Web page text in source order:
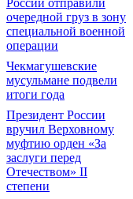
России отправили
очередной груз в зону
специальной военной
операции
Чекмагушевские
мусульмане подвели
итоги года
Президент России
вручил Верховному
муфтию орден «За
заслуги перед
Отечеством» II
степени